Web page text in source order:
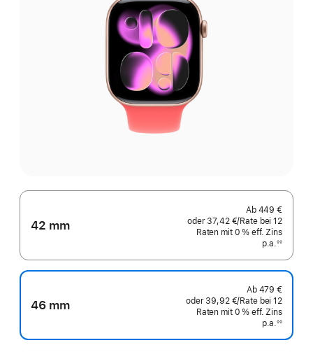
42 mm
Ab 449 €
oder 37,42 €/Rate pro
Rate
bei 12
Raten Raten
mit 0 % eff. Zins
p.a.eff.
Zins p.a.
◊◊
46 mm
Ab 479 €
oder 39,92 €/Rate pro
Rate
bei 12
Raten Raten
mit 0 % eff. Zins
p.a.eff.
Zins p.a.
◊◊